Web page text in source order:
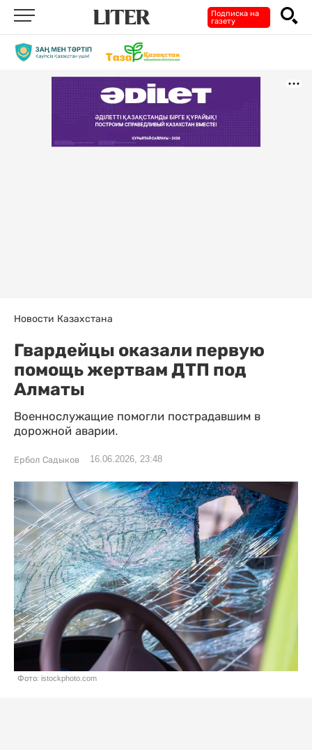
Подписка на
газету
Новости Казахстана
Гвардейцы оказали первую
помощь жертвам ДТП под
Алматы
Военнослужащие помогли пострадавшим в
дорожной аварии.
Ербол Садыков 16.06.2026, 23:48
Фото: istockphoto.com